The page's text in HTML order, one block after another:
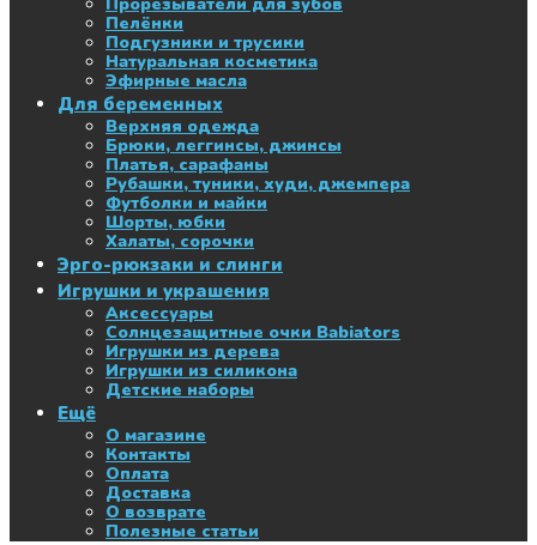
Пелёнки
Подгузники и трусики
Натуральная косметика
Эфирные масла
Для беременных
Верхняя одежда
Брюки, леггинсы, джинсы
Платья, сарафаны
Рубашки, туники, худи, джемпера
Футболки и майки
Шорты, юбки
Халаты, сорочки
Эрго-рюкзаки и слинги
Игрушки и украшения
Аксессуары
Солнцезащитные очки Babiators
Игрушки из дерева
Игрушки из силикона
Детские наборы
Ещё
О магазине
Контакты
Оплата
Доставка
О возврате
Полезные статьи